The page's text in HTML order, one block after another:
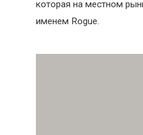
которая на местном
именем Rogue.